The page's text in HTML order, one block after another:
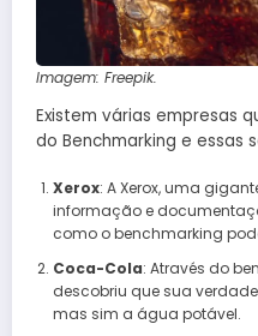
Imagem: Freepik.
Existem várias empresas
do Benchmarking e essas
Xerox: A Xerox, uma
informação e
como o benchmarking
Coca-Cola: Através do
descobriu que sua
mas sim a água potável.